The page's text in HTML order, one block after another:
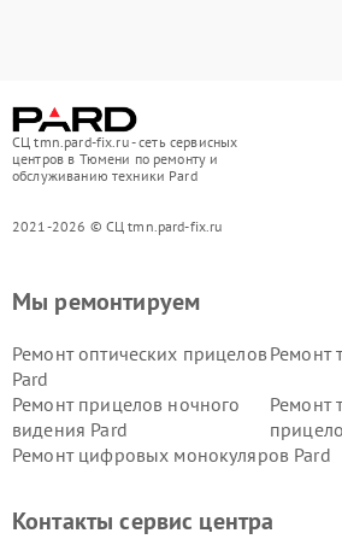
СЦ tmn.pard-fix.ru - сеть сервисных
центров в Тюмени по ремонту и
обслуживанию техники Pard
2021-2026 © СЦ tmn.pard-fix.ru
Мы ремонтируем
Ремонт оптических прицелов
Pard
Ремонт
Ремонт прицелов ночного
видения Pard
Ремонт
Ремонт цифровых монокуляров Pard
Контакты сервис центра